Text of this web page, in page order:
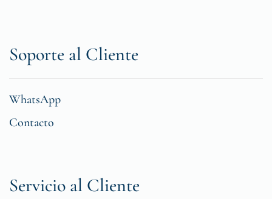
Soporte al Cliente
WhatsApp
Contacto
Servicio al Cliente